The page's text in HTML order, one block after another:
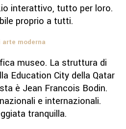
interattivo, tutto per loro.
proprio a tutti.
moderna
museo. La struttura di
Education City della Qatar
è Jean Francois Bodin.
e internazionali.
tranquilla.